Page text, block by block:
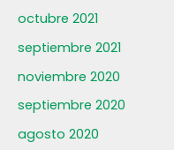
octubre 2021
septiembre 2021
noviembre 2020
septiembre 2020
agosto 2020